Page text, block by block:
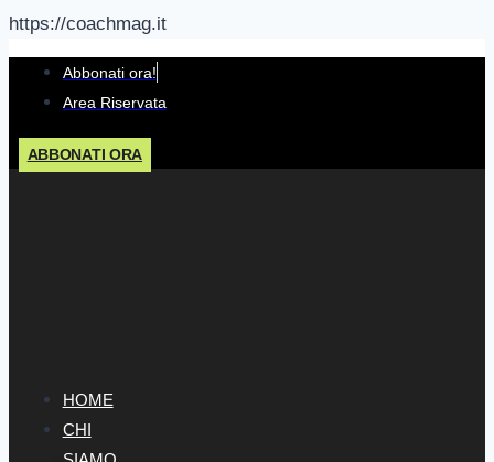
https://coachmag.it
Salta
contenuto
Abbonati ora!
Area Riservata
ABBONATI ORA
HOME
CHI